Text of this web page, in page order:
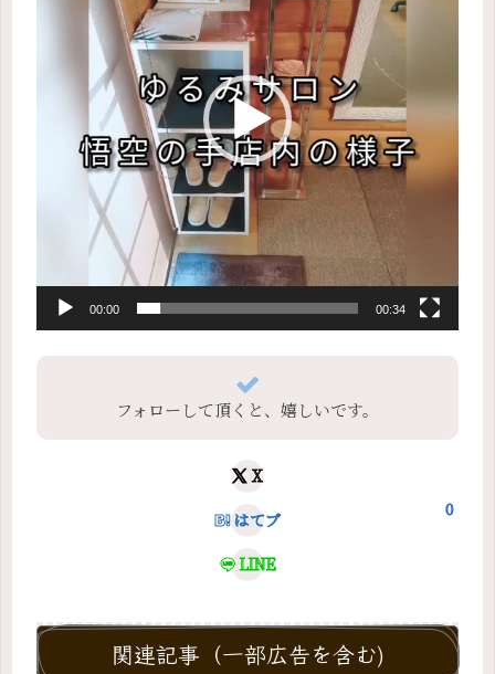
00:00 00:34
フォローして頂くと、嬉しいです。
X
はてブ
0
LINE
関連記事（一部広告を含む)